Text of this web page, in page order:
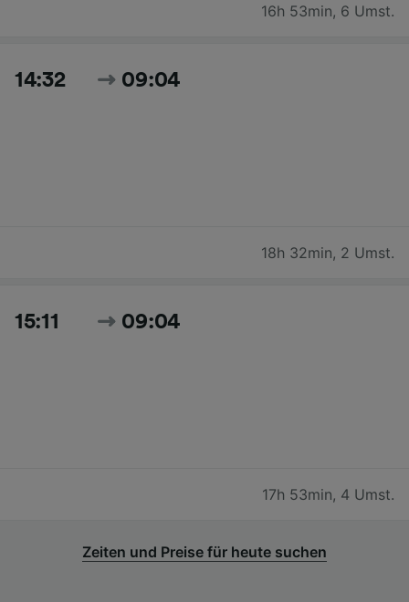
16h 53min, 6 Umst.
14:32 09:04
18h 32min, 2 Umst.
15:11 09:04
17h 53min, 4 Umst.
Zeiten und Preise für heute suchen